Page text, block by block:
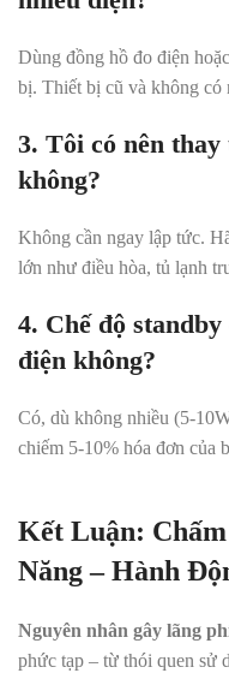
Dùng đồng hồ đo điện
bị. Thiết bị cũ và không có
3. Tôi có nên
không?
Không cần ngay lập tức.
lớn như điều hòa, tủ lạnh
4. Chế độ
điện không?
Có, dù không nhiều (5-
chiếm 5-10% hóa đơn của
Kết Luận:
Năng – Hành
Nguyên nhân gây lãng
phức tạp – từ thói quen sử